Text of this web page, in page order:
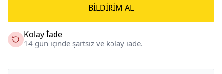
BILDIRIM AL
Kolay İade
14 gün içinde şartsız ve kolay iade.